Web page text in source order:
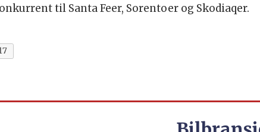
til Santa Feer, Sorentoer og Skodiaqer.